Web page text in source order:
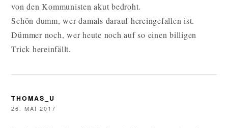
von den Kommunisten akut bedroht.
Schön dumm, wer damals darauf hereingefallen ist.
Dümmer noch, wer heute noch auf so einen billigen
Trick hereinfällt.
THOMAS_U
26. MAI 2017